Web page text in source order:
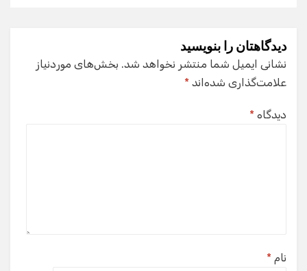
دیدگاهتان را بنویسید
نشانی ایمیل شما منتشر نخواهد شد. بخش‌های موردنیاز
علامت‌گذاری شده‌اند *
دیدگاه *
نام *